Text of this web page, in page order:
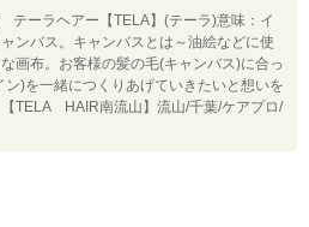
ーラヘアー【TELA】(テーラ)意味：イ
ンバス。キャンバスとは～油絵などに使
画布。お客様の髪の毛(キャンバス)に合っ
ン)を一緒につくりあげていきたいと想いを
TELA HAIR南流山】流山/千葉/ケアプロ/